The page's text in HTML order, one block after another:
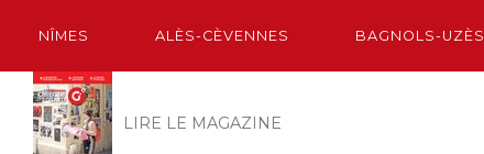
NÎMES ALÈS-CÈVENNES BAGNOLS-UZÈS
LIRE LE MAGAZINE